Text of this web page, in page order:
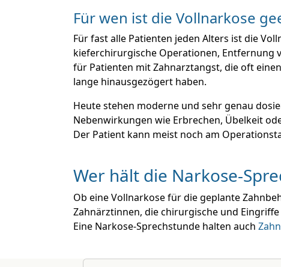
Für wen ist die Vollnarkose
Für fast alle Patienten jeden Alters ist die
kieferchirurgische Operationen, Entfernung
für Patienten mit Zahnarztangst, die oft
lange hinausgezögert haben.
Heute stehen moderne und sehr genau
Nebenwirkungen wie Erbrechen, Übelkeit
Der Patient kann meist noch am
Wer hält die Narkose-
Ob eine Vollnarkose für die geplante
Zahnärztinnen, die chirurgische und
Eine Narkose-Sprechstunde halten auch